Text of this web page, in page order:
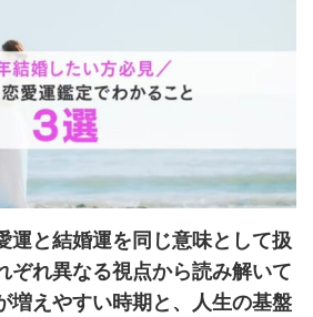
運と結婚運を同じ意味として扱
ぞれ異なる視点から読み解いて
増えやすい時期と、人生の基盤